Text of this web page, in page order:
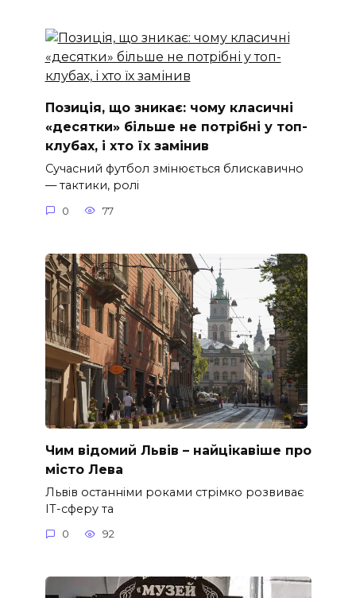
Позиція, що зникає: чому класичні
«десятки» більше не потрібні у топ-
клубах, і хто їх замінив
Сучасний футбол змінюється блискавично
— тактики, ролі
0 77
Чим відомий Львів – найцікавіше про
місто Лева
Львів останніми роками стрімко розвиває
ІТ-сферу та
0 92